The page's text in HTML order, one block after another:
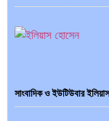
সাংবাদিক ও ইউটিউবার